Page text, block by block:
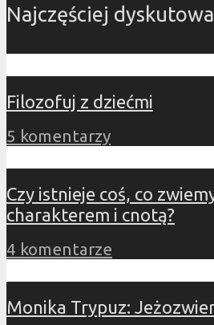
Najczęściej
Filozofuj z dziećmi
5 komentarzy
Czy istnieje coś, co
charakterem i cnotą?
4 komentarze
Monika Trypuz: